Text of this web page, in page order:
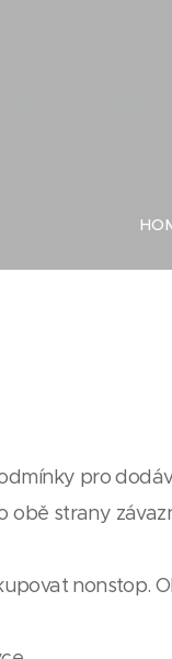
pro
obě strany
nonstop.